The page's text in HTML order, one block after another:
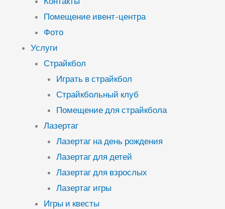
Помещение ивент-центра
Фото
Услуги
Страйкбол
Играть в страйкбол
Страйкбольный клуб
Помещение для страйкбола
Лазертаг
Лазертаг на день рождения
Лазертаг для детей
Лазертаг для взрослых
Лазертаг игры
Игры и квесты